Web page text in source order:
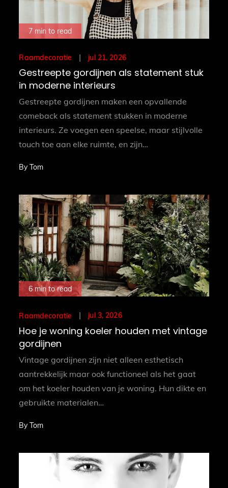
7 min to read
Raamdecoratie
Posted
on
jul 21, 2026
Gestreepte gordijnen als statement stuk
in moderne interieurs
Gestreepte gordijnen maken een opvallende
comeback als statement stukken in moderne
interieurs. Ze voegen een speelse, maar stijlvolle
touch toe aan elke ruimte, en zijn…
ByTom
6 min to read
Raamdecoratie
Posted
on
jul 3, 2026
Hoe je woning koeler houden met vintage
gordijnen
Vintage gordijnen zijn niet alleen esthetisch
aantrekkelijk maar ook functioneel als het gaat
om het koeler houden van je woning. Hun dikte en
gebruikte materialen…
ByTom